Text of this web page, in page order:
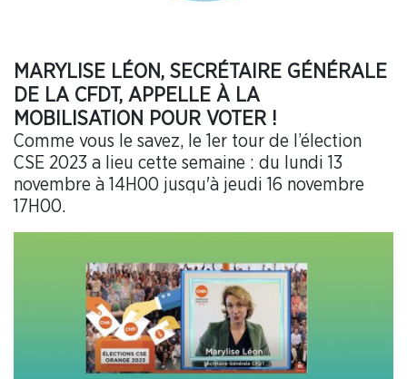
MARYLISE LÉON, SECRÉTAIRE GÉNÉRALE
DE LA CFDT, APPELLE À LA
MOBILISATION POUR VOTER !
Comme vous le savez, le 1er tour de l’élection
CSE 2023 a lieu cette semaine : du lundi 13
novembre à 14H00 jusqu'à jeudi 16 novembre
17H00.